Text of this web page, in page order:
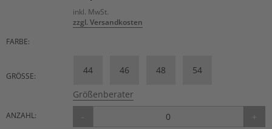
inkl. MwSt.
zzgl. Versandkosten
FARBE:
GRÖSSE:
44 46 48 54
Größenberater
ANZAHL: - +